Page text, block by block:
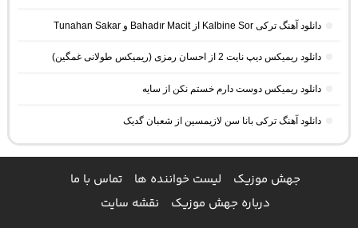
دانلود آهنگ ترکی Kalbine Sor از Bahadır Macit و Tunahan Sakar
دانلود ریمیکس دیپ نایت 2 از احسان رمزی (ریمیکس طولانی غمگین)
دانلود ریمیکس دوست دارم خستم نکن از سایه
دانلود آهنگ ترکی بانا سن لازیمسین از شعبان گدیک
جهش موزیک لیست خواننده ها
تماس با ما
درباره جهش موزیک
نقشه سایت